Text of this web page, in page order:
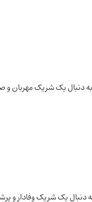
دنبال یک شریک مهربان و
یک شریک وفادار و